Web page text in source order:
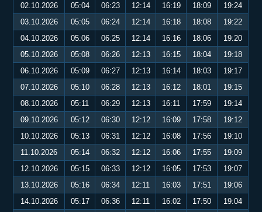
02.10.2026
05:04 06:23 12:14 16:19 18:09
19:24
03.10.2026
05:05 06:24 12:14 16:18 18:08
19:22
04.10.2026
05:06 06:25 12:14 16:16 18:06
19:20
05.10.2026
05:08 06:26 12:13 16:15 18:04
19:18
06.10.2026
05:09 06:27 12:13 16:14 18:03
19:17
07.10.2026
05:10 06:28 12:13 16:12 18:01
19:15
08.10.2026
05:11 06:29 12:13 16:11 17:59
19:14
09.10.2026
05:12 06:30 12:12 16:09 17:58
19:12
10.10.2026
05:13 06:31 12:12 16:08 17:56
19:10
11.10.2026
05:14 06:32 12:12 16:06 17:55
19:09
12.10.2026
05:15 06:33 12:12 16:05 17:53
19:07
13.10.2026
05:16 06:34 12:11 16:03 17:51
19:06
14.10.2026
05:17 06:36 12:11 16:02 17:50
19:04